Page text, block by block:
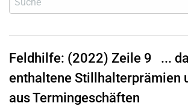
Feldhilfe: (2022) Zeile 9
...
enthaltene Stillhalterprämien
aus Termingeschäften